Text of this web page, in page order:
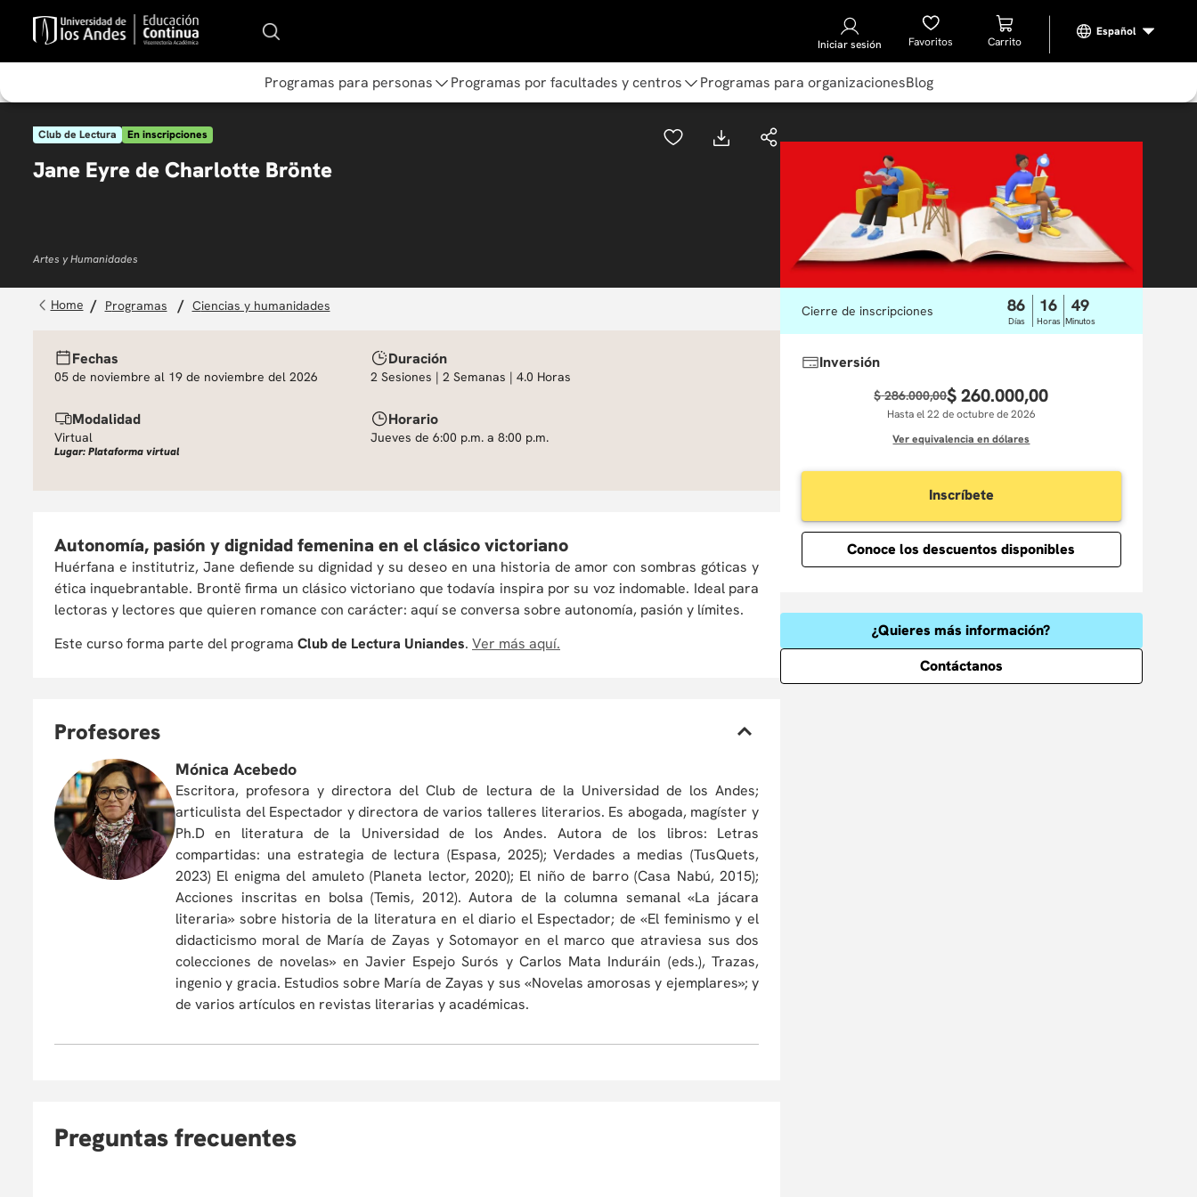
Iniciar sesión Favoritos
Programas para personas Programas por facultades y centros Programas para organizacionesBlog
Club de Lectura En inscripciones
Jane Eyre de Charlotte Brönte
Artes y Humanidades
programas ciencias y humanidades
Fechas
05 de noviembre al 19 de noviembre del 2026
Duración
2 Sesiones | 2 Semanas | 4.0 Horas
Modalidad
Virtual
Lugar: Plataforma virtual
Horario
Jueves de 6:00 p.m. a 8:00 p.m.
Autonomía, pasión y dignidad femenina en el clásico victoriano
Huérfana e institutriz, Jane defiende su dignidad y su deseo en una historia de amor con sombras góticas y
ética inquebrantable. Brontë firma un clásico victoriano que todavía inspira por su voz indomable. Ideal para
lectoras y lectores que quieren romance con carácter: aquí se conversa sobre autonomía, pasión y límites.
Este curso forma parte del programa Club de Lectura Uniandes. Ver más aquí.
Profesores
Mónica Acebedo
Escritora, profesora y directora del Club de lectura de la Universidad de los Andes;
articulista del Espectador y directora de varios talleres literarios. Es abogada, magíster y
Ph.D en literatura de la Universidad de los Andes. Autora de los libros: Letras
compartidas: una estrategia de lectura (Espasa, 2025); Verdades a medias (TusQuets,
2023) El enigma del amuleto (Planeta lector, 2020); El niño de barro (Casa Nabú, 2015);
Acciones inscritas en bolsa (Temis, 2012). Autora de la columna semanal «La jácara
literaria» sobre historia de la literatura en el diario el Espectador; de «El feminismo y el
didacticismo moral de María de Zayas y Sotomayor en el marco que atraviesa sus dos
colecciones de novelas» en Javier Espejo Surós y Carlos Mata Induráin (eds.), Trazas,
ingenio y gracia. Estudios sobre María de Zayas y sus «Novelas amorosas y ejemplares»; y
de varios artículos en revistas literarias y académicas.
Preguntas frecuentes
Cierre de inscripciones 86
Días
16
Horas
49
Minutos
Inversión
$ 286.000,00$ 260.000,00
Hasta el 22 de octubre de 2026
Ver equivalencia en dólares
Inscríbete
Conoce los descuentos disponibles
¿Quieres más información?
Contáctanos